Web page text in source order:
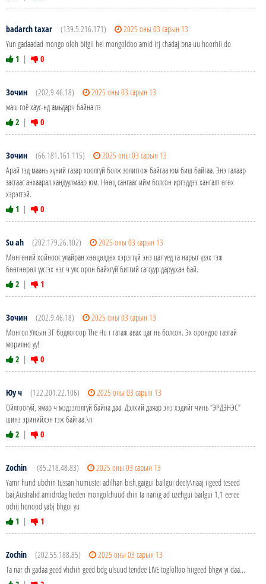
badarch taxar (139.5.216.171)
2025 оны 03 сарын 13
Yun gadaadad mongo oloh bitgii hel mongoldoo amid irj chadaj bna uu hoorhii do
1 | 0
Зочин (202.9.46.18)
2025 оны 03 сарын 13
маш гоё хаус-нд амьдарч байна лэ
2 | 0
Зочин (66.181.161.115)
2025 оны 03 сарын 13
Арай тэд маань хүний газар хоолгүй болж золигтож байгаа юм биш байгаа. Энэ талаар
засгаас анхаарал хандуулмаар юм. Нѳѳц сангаас ийм болсон иргэддээ хангалт ѳгѳх
хэрэгтэй.
1 | 0
Su ah (202.179.26.102)
2025 оны 03 сарын 13
Мөнгөний хойноос улайран хөөцөлдөх хэрэггүй энэ цаг үед та нарыг үзэх гэж
бөөгнөрөл үүсгэх нэг ч улс орон байхгүй битгий сагсуур даруухан бай.
2 | 1
Зочин (202.9.46.18)
2025 оны 03 сарын 13
Монгол Улсын ЗГ бодлогоор The Hu г татаж авах цаг нь болсон. Эх орондоо тавтай
морилно уу!
2 | 0
Юу ч (122.201.22.106)
2025 оны 03 сарын 13
Ойлгоогүй, ямар ч мэдээлэлгүй байна даа. Дэлхий даяар энэ хэдийг чинь ”ЭРДЭНЭС”
шинэ эринийхэн гэж байгаа.\n
2 | 0
Zochin (85.218.48.83)
2025 оны 03 сарын 13
Yamr hund ubchin tussan humustei adilhan bish,gaigui bailgui dee!y\naaj iigeed teseed
bai,Australid amidrdag heden mongolchuud chin ta nariig ad uzehgui bailgui 1,1 eeree
ochij honood yabj bhgui yu
1 | 1
Zochin (202.55.188.85)
2025 оны 03 сарын 13
Ta nar ch gadaa geed vhchih geed bdg ulsuud tendee LIVE togloltoo hiigeed bhgvi yi daa...